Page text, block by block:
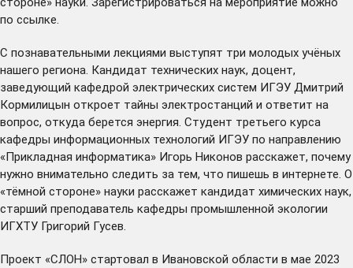
по ссылке
С познавательными лекциями выступят три молодых учёных
нашего региона. Кандидат технических наук, доцент,
заведующий кафедрой электрических систем ИГЭУ Дмитрий
Кормилицын откроет тайны электростанций и ответит на
вопрос, откуда берется энергия. Студент третьего курса
кафедры информационных технологий ИГЭУ по направлению
«Прикладная информатика» Игорь Никонов расскажет, почему
нужно внимательно следить за тем, что пишешь в интернете. О
«тёмной стороне» науки расскажет кандидат химических наук,
старший преподаватель кафедры промышленной экологии
ИГХТУ Григорий Гусев.
Проект «СЛОН» стартовал в Ивановской области в мае 2023